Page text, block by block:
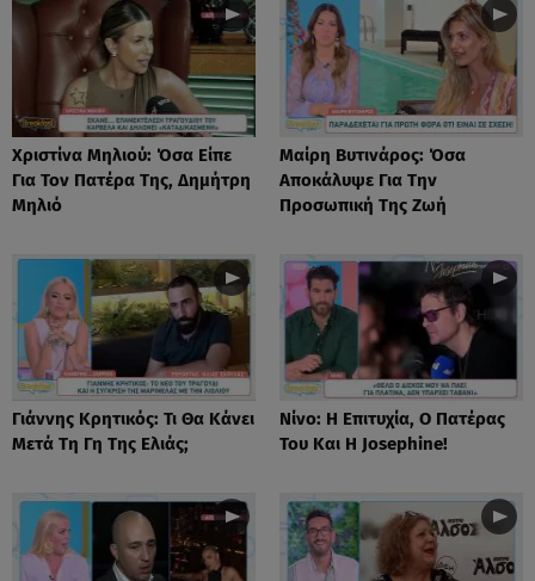
Χριστίνα Μηλιού: Όσα Είπε
Για Τον Πατέρα Της, Δημήτρη
Μηλιό
Μαίρη Βυτινάρος: Όσα
Αποκάλυψε Για Την
Προσωπική Της Ζωή
Γιάννης Κρητικός: Τι Θα Κάνει
Μετά Τη Γη Της Ελιάς;
Νίνο: Η Επιτυχία, Ο Πατέρας
Του Και Η Josephine!